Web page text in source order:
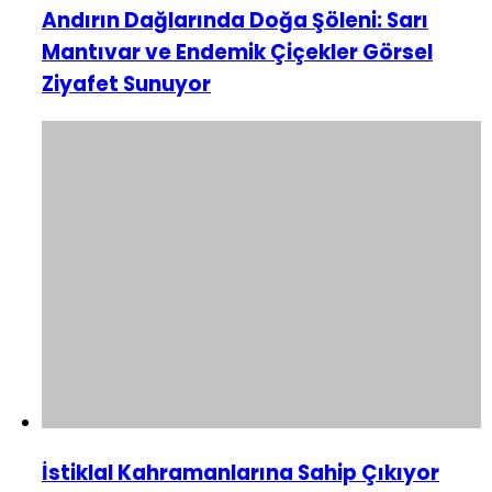
Andırın Dağlarında Doğa Şöleni: Sarı
Mantıvar ve Endemik Çiçekler Görsel
Ziyafet Sunuyor
İstiklal Kahramanlarına Sahip Çıkıyor